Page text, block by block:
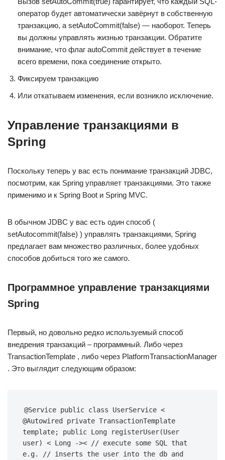
оператор будет автоматически завёрнут в собственную
транзакцию, а setAutoCommit(false) — наоборот. Теперь
вы должны управлять жизнью транзакции. Обратите
внимание, что флаг autoCommit действует в течение
всего времени, пока соединение открыто.
Фиксируем транзакцию
Или откатываем изменения, если возникло исключение.
Управление транзакциями в
Spring
Поскольку теперь у вас есть понимание транзакций JDBC,
посмотрим, как Spring управляет транзакциями. Это также
применимо и к Spring Boot и Spring MVC.
В обычном JDBC у вас есть один способ (
setAutocommit(false) ) управлять транзакциями, Spring
предлагает вам множество различных, более удобных
способов добиться того же самого.
Программное управление транзакциями
Spring
Первый, но довольно редко используемый способ
внедрения транзакций – программный. Либо через
TransactionTemplate , либо через PlatformTransactionManager
. Это выглядит следующим образом:
@Service public class UserService <
@Autowired private TransactionTemplate
template; public Long registerUser(User
user) < Long ->< // execute some SQL that
e.g. // inserts the user into the db and